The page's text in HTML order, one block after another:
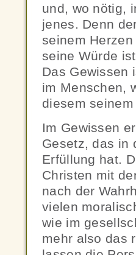
und, wo nötig,
jenes. Denn
seinem
seine Würde
Das Gewissen
im Menschen,
diesem
Im Gewissen
Gesetz, das in
Erfüllung hat.
Christen mit
nach der
vielen
wie im
mehr also das